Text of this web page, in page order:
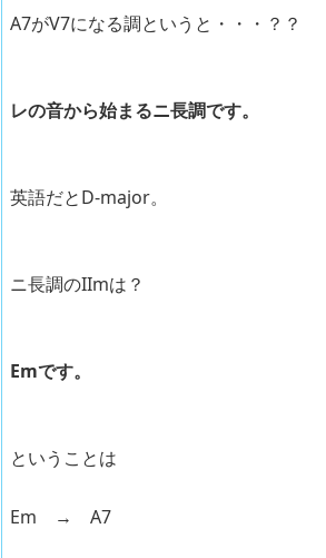
A7がV7になる調というと・・・？？
レの音から始まるニ長調です。
英語だとD-major。
ニ長調のIImは？
Emです。
ということは
Em → A7